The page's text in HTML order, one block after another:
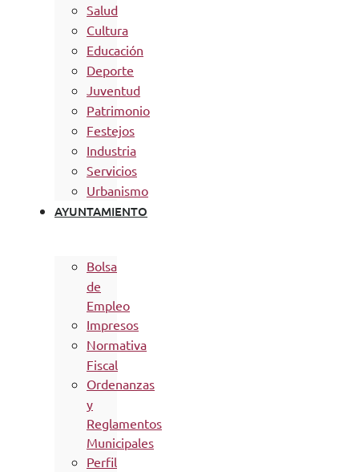
Salud
Cultura
Educación
Deporte
Juventud
Patrimonio
Festejos
Industria
Servicios
Urbanismo
AYUNTAMIENTO
Bolsa
de
Empleo
Impresos
Normativa
Fiscal
Ordenanzas
y
Reglamentos
Municipales
Perfil